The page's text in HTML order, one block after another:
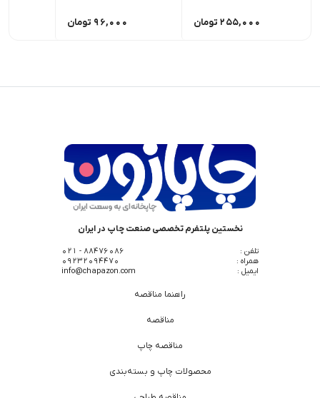
255,000 تومان 96,000 تومان
نخستین پلتفرم تخصصی صنعت چاپ در ایران
تلفن :
88476086 - 021
همراه :
09232094470
ایمیل :
info@chapazon.com
راهنما مناقصه
مناقصه
مناقصه چاپ
محصولات چاپ و بسته‌بندی